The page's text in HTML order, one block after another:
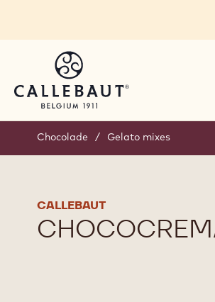
Chocolade / Gelato mixes
CALLEBAUT